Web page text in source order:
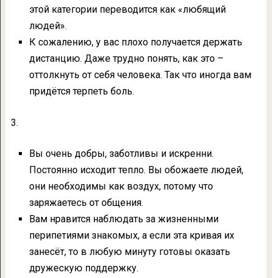
этой категории переводится как «любящий
людей».
К сожалению, у вас плохо получается держать
дистанцию. Даже трудно понять, как это –
оттолкнуть от себя человека. Так что иногда вам
придётся терпеть боль.
3.
Вы очень добры, заботливы и искренни.
Постоянно исходит тепло. Вы обожаете людей,
они необходимы как воздух, потому что
заряжаетесь от общения.
Вам нравится наблюдать за жизненными
перипетиями знакомых, а если эта кривая их
занесёт, то в любую минуту готовы оказать
дружескую поддержку.